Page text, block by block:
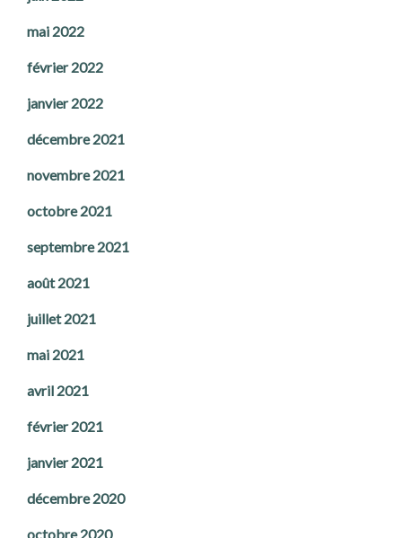
mai 2022
février 2022
janvier 2022
décembre 2021
novembre 2021
octobre 2021
septembre 2021
août 2021
juillet 2021
mai 2021
avril 2021
février 2021
janvier 2021
décembre 2020
octobre 2020